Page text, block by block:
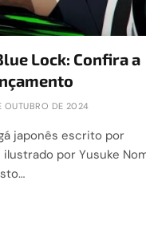
Lock: Confira a
OUTUBRO DE 2024
japonês escrito por
por Yusuke